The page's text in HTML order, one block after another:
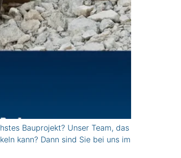
Bauprojekt? Unser Team, das
kann? Dann sind Sie bei uns im